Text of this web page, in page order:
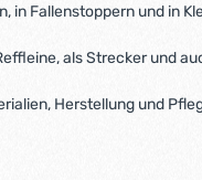
in Fallenstoppern und in
als Strecker und
Herstellung und